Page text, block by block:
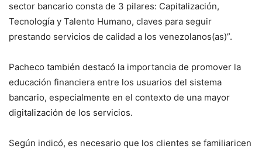
sector bancario consta de 3 pilares: Capitalización,
Tecnología y Talento Humano, claves para seguir
prestando servicios de calidad a los venezolanos(as)”.
Pacheco también destacó la importancia de promover la
educación financiera entre los usuarios del sistema
bancario, especialmente en el contexto de una mayor
digitalización de los servicios.
Según indicó, es necesario que los clientes se familiaricen